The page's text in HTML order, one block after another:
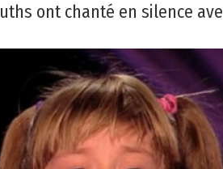
ont chanté en silence